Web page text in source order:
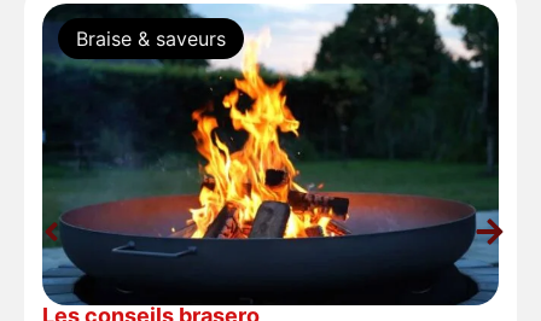
Braise & saveurs
Les conseils brasero